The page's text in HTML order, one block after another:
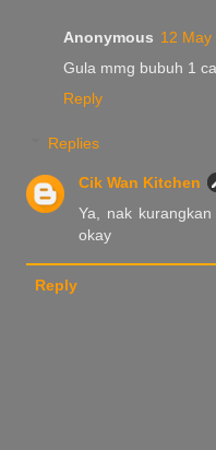
Anonymous 12 May
Gula mmg bubuh 1
Reply
Replies
Cik Wan Kitchen
Ya, nak
okay
Reply